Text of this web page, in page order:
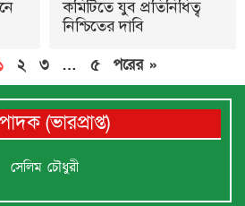
কমিটিতে যুব প্রতিনিধিত্ব
নিশ্চিতের দাবি
২ ৩ … ৫ পরের »
(ভারপ্রাপ্ত)
সেলিম চৌধুরী